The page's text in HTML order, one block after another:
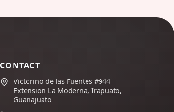
CONTACT
Victorino de las Fuentes #944
Extension La Moderna, Irapuato,
Guanajuato